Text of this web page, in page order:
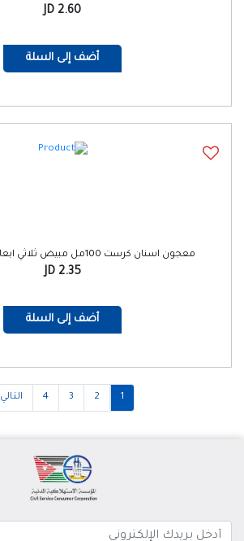
2.60 JD
أضف إلى السلة
معجون اسنان كرست 100مل مبيض ثلاثي ابعاد مبيض بالنعناع
2.35 JD
أضف إلى السلة
1
2
3
4 التالي